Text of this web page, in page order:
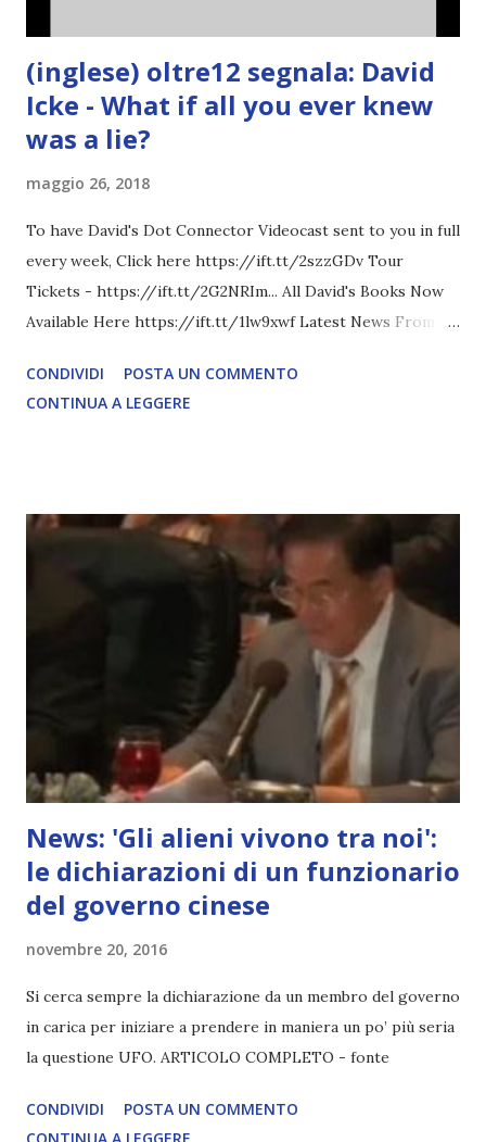
(inglese) oltre12 segnala: David
Icke - What if all you ever knew
was a lie?
maggio 26, 2018
To have David's Dot Connector Videocast sent to you in full
every week, Click here https://ift.tt/2szzGDv Tour
Tickets - https://ift.tt/2G2NRIm... All David's Books Now
Available Here https://ift.tt/1lw9xwf Latest News From
COMPLETO - fonte
CONDIVIDI
POSTA UN COMMENTO
CONTINUA A LEGGERE
News: 'Gli alieni vivono tra noi':
le dichiarazioni di un funzionario
del governo cinese
novembre 20, 2016
Si cerca sempre la dichiarazione da un membro del governo
in carica per iniziare a prendere in maniera un po’ più seria
la questione UFO. ARTICOLO COMPLETO - fonte
CONDIVIDI
POSTA UN COMMENTO